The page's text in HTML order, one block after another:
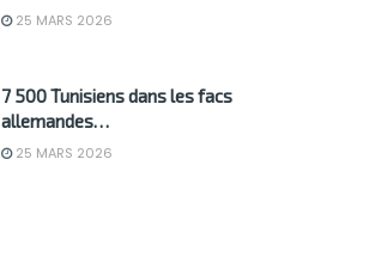
25 MARS 2026
7 500 Tunisiens dans les facs
allemandes…
25 MARS 2026